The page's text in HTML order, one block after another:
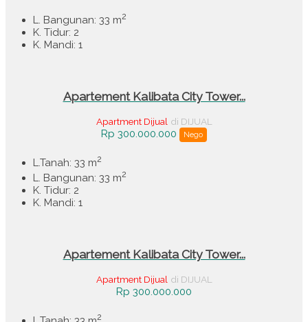
L. Bangunan: 33 m2
K. Tidur: 2
K. Mandi: 1
Apartement Kalibata City Tower...
Apartment Dijual di DIJUAL
Rp 300.000.000 Nego
L.Tanah: 33 m2
L. Bangunan: 33 m2
K. Tidur: 2
K. Mandi: 1
Apartement Kalibata City Tower...
Apartment Dijual di DIJUAL
Rp 300.000.000
2